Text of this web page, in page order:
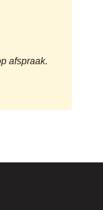
afspraak.